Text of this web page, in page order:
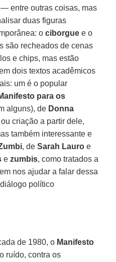
entre outras coisas, mas
duas figuras
ociborgue e o
são recheados de cenas
e chips, mas estão
dois textos acadêmicos
um é o popular
para os
alguns), de Donna
criação a partir dele,
também interessante e
, deSarah Lauro e
ezumbis, como tratados a
nos ajudar a falar dessa
político
de 1980, o Manifesto
ruído, contra os